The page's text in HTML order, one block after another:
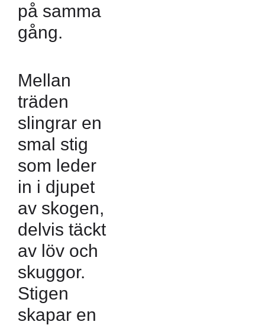
på samma
gång.
Mellan
träden
slingrar en
smal stig
som leder
in i djupet
av skogen,
delvis täckt
av löv och
skuggor.
Stigen
skapar en